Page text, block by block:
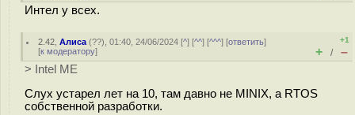
Интел у всех.
2.42 ,Алиса (??), 01:40, 24/06/2024 [^] [^^] [^^^] [ответить]
[к модератору]
+1
+ / –
> Intel ME
Слух устарел лет на 10, там давно не MINIX, а RTOS
собственной разработки.